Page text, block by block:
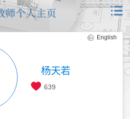
English
杨天若
639